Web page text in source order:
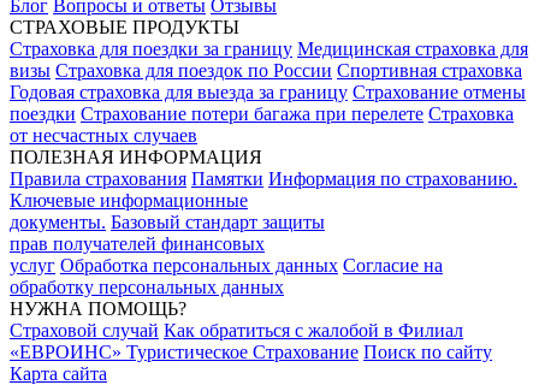
Блог Вопросы и ответы Отзывы
СТРАХОВЫЕ ПРОДУКТЫ
Страховка для поездки за границу Медицинская страховка для
визы Страховка для поездок по России Спортивная страховка
Годовая страховка для выезда за границу Страхование отмены
поездки Страхование потери багажа при перелете Страховка
от несчастных случаев
ПОЛЕЗНАЯ ИНФОРМАЦИЯ
Правила страхования Памятки Информация по страхованию.
Ключевые информационные
документы. Базовый стандарт защиты
прав получателей финансовых
услуг Обработка персональных данных Согласие на
обработку персональных данных
НУЖНА ПОМОЩЬ?
Страховой случай Как обратиться с жалобой в Филиал
«ЕВРОИНС» Туристическое Страхование Поиск по сайту
Карта сайта